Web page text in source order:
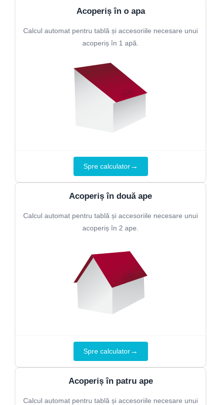
Acoperiș în o apa
Calcul automat pentru tablă și accesoriile necesare unui
acoperiș în 1 apă.
Spre calculator→
Acoperiș în două ape
Calcul automat pentru tablă și accesoriile necesare unui
acoperiș în 2 ape.
Spre calculator→
Acoperiș în patru ape
Calcul automat pentru tablă și accesoriile necesare unui